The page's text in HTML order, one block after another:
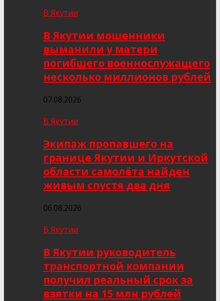
В Якутии
В Якутии мошенники
выманили у матери
погибшего военнослужащего
несколько миллионов рублей
07.08.2026
В Якутии
Экипаж пропавшего на
границе Якутии и Иркутской
области самолёта найден
живым спустя два дня
06.08.2026
В Якутии
В Якутии руководитель
транспортной компании
получил реальный срок за
взятки на 15 млн рублей